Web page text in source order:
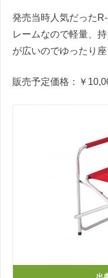
発売当時人気だった
レームなので軽量、
が広いのでゆったり座
販売予定価格：￥